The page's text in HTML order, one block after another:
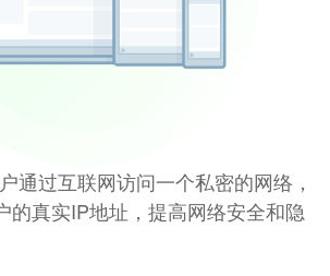
通过互联网访问一个私密的网络，
的真实IP地址，提高网络安全和隐